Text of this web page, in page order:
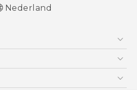
voorschriften
Nederland